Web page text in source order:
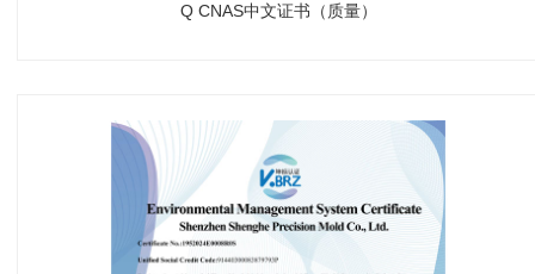
Q CNAS中文证书（质量）